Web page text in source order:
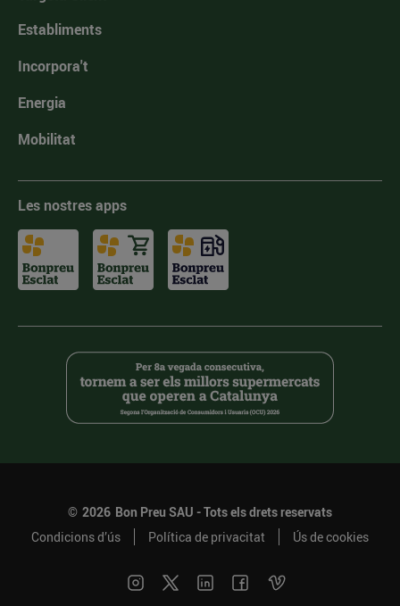
Establiments
Incorpora't
Energia
Mobilitat
Les nostres apps
© 2026 Bon Preu SAU - Tots els drets reservats
Condicions d’ús
Política de privacitat Ús de cookies